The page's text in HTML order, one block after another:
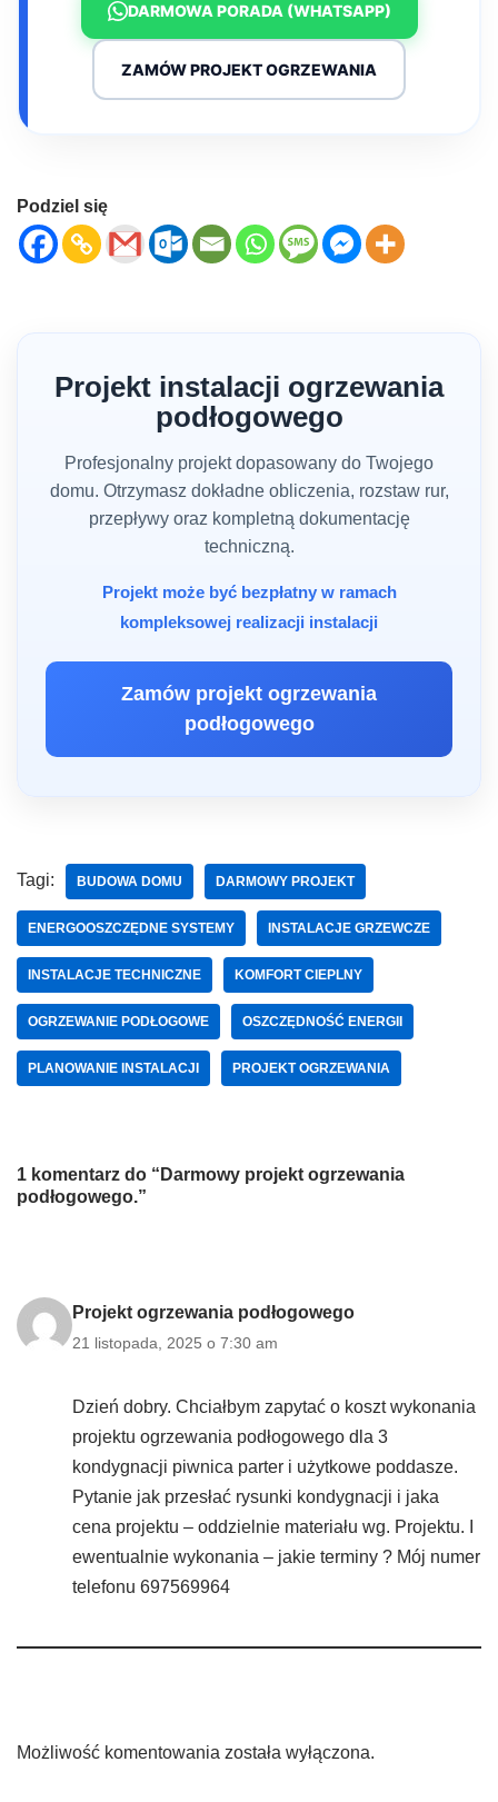
DARMOWA PORADA (WHATSAPP)
ZAMÓW PROJEKT OGRZEWANIA
Podziel się
Projekt instalacji ogrzewania
podłogowego
Profesjonalny projekt dopasowany do Twojego
domu. Otrzymasz dokładne obliczenia, rozstaw rur,
przepływy oraz kompletną dokumentację
techniczną.
Projekt może być bezpłatny w ramach
kompleksowej realizacji instalacji
Zamów projekt ogrzewania
podłogowego
Tagi: BUDOWA DOMU DARMOWY PROJEKT
ENERGOOSZCZĘDNE SYSTEMY INSTALACJE GRZEWCZE
INSTALACJE TECHNICZNE KOMFORT CIEPLNY
OGRZEWANIE PODŁOGOWE OSZCZĘDNOŚĆ ENERGII
PLANOWANIE INSTALACJI PROJEKT OGRZEWANIA
1 komentarz do “Darmowy projekt ogrzewania
podłogowego.”
Projekt ogrzewania podłogowego
21 listopada, 2025 o 7:30 am
Dzień dobry. Chciałbym zapytać o koszt wykonania
projektu ogrzewania podłogowego dla 3
kondygnacji piwnica parter i użytkowe poddasze.
Pytanie jak przesłać rysunki kondygnacji i jaka
cena projektu – oddzielnie materiału wg. Projektu. I
ewentualnie wykonania – jakie terminy ? Mój numer
telefonu 697569964
Możliwość komentowania została wyłączona.